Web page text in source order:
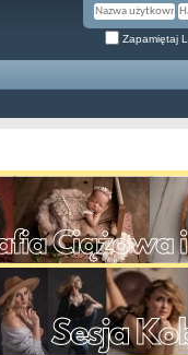
Zapamiętaj